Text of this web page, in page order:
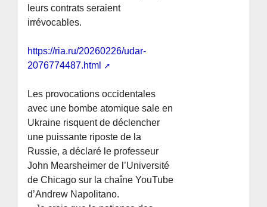
leurs contrats seraient
irrévocables.
https://ria.ru/20260226/udar-
2076774487.html
Les provocations occidentales
avec une bombe atomique sale en
Ukraine risquent de déclencher
une puissante riposte de la
Russie, a déclaré le professeur
John Mearsheimer de l’Université
de Chicago sur la chaîne YouTube
d’Andrew Napolitano.